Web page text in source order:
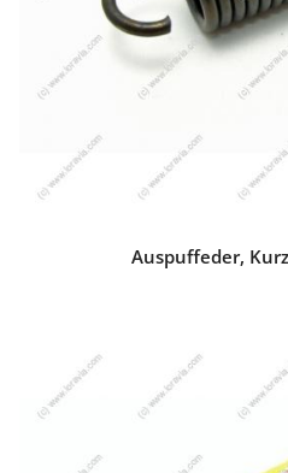
Mein Konto
Kontakt
Auspuffeder,